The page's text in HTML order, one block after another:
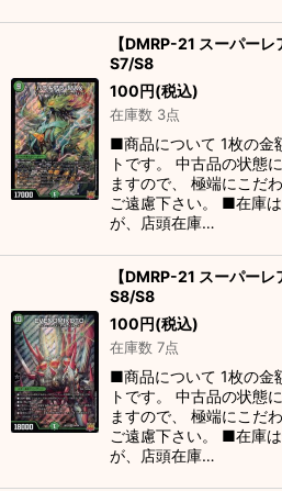
【DMRP-21 スーパー
S7/S8
100円(税込)
在庫数 3点
■商品について 1枚の金
トです。 中古品の状態
ますので、 極端にこだ
ご遠慮下さい。 ■在庫
が、店頭在庫…
【DMRP-21 スーパー
S8/S8
100円(税込)
在庫数 7点
■商品について 1枚の金
トです。 中古品の状態
ますので、 極端にこだ
ご遠慮下さい。 ■在庫
が、店頭在庫…